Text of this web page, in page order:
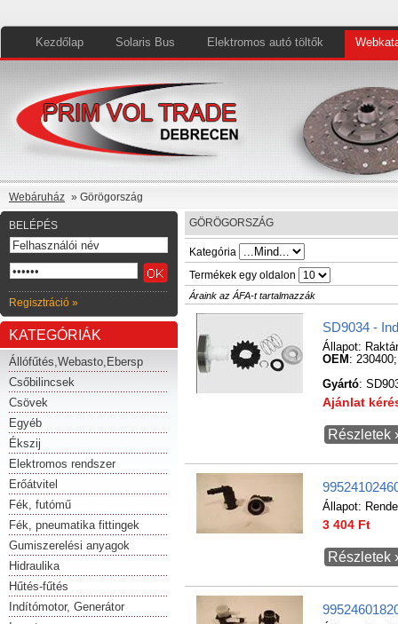
Kezdőlap Solaris Bus Elektromos autó töltők
Webáruház » Görögország
BELÉPÉS
Regisztráció »
KATEGÓRIÁK
Állófűtés,Webasto,Ebersp
Csőbilincsek
Csövek
Egyéb
Ékszij
Elektromos rendszer
Erőátvitel
Fék, futómű
Fék, pneumatika fittingek
Gumiszerelési anyagok
Hidraulika
Hűtés-fűtés
Indítómotor, Generátor
GÖRÖGORSZÁG
Kategória
Termékek egy oldalon
Áraink az ÁFA-t tartalmazzák
SD9034 -
Állapot:
OEM :
Gyártó:
Ajánlat
Részletek
Állapot:
3 404 Ft
Részletek